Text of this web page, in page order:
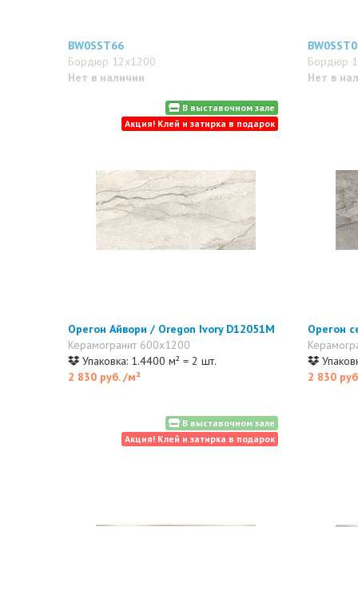
BW0SST66
Бордюр 12x1200
Нет в наличии
Бордюр
Нет в
В выставочном зале
Акция! Клей и затирка в подарок
Орегон Айвори / Oregon Ivory D12051M
Керамогранит 600x1200
Упаковка: 1.4400 м² = 2 шт.
2 830 руб./м²
Орегон
2 830
В выставочном зале
Акция! Клей и затирка в подарок